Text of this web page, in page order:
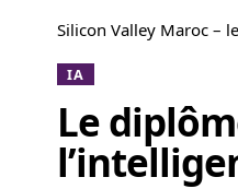
Silicon Valley Maroc –
IA
Le